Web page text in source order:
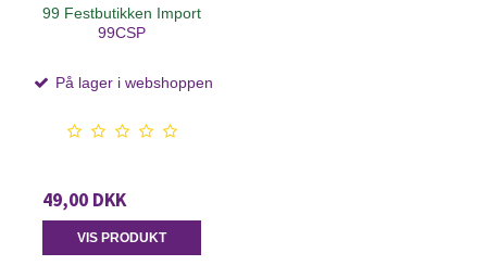
99 Festbutikken Import
99CSP
På lager i webshoppen
49,00 DKK
VIS PRODUKT